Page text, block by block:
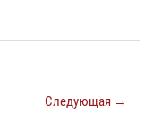
Следующая →